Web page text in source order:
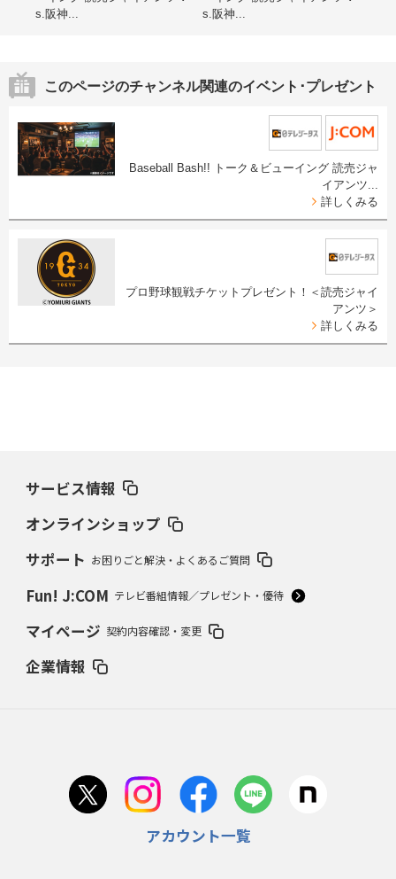
s.阪神...
s.阪神...
このページのチャンネル関連のイベント･プレゼント
Baseball Bash!! トーク＆ビューイング 読売ジャ
イアンツ...
詳しくみる
プロ野球観戦チケットプレゼント！＜読売ジャイ
アンツ＞
詳しくみる
サービス情報
オンラインショップ
サポート お困りごと解決・よくあるご質問
Fun! J:COM テレビ番組情報／プレゼント・優待
マイページ 契約内容確認・変更
企業情報
アカウント一覧